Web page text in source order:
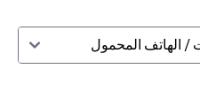
/ الهاتف المحمول